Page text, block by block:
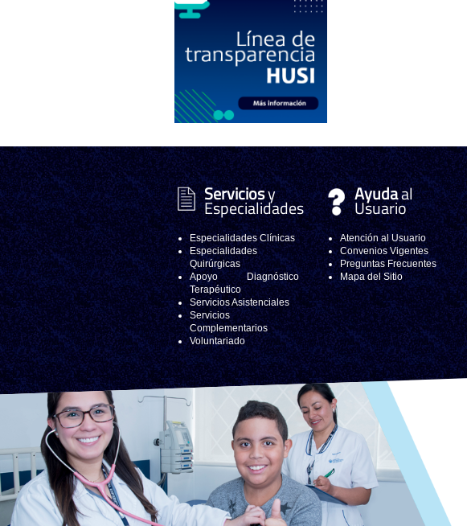
Serviciosy
Especialidades
Especialidades Clínicas
Especialidades
Quirúrgicas
Apoyo Diagnóstico
Terapéutico
Servicios Asistenciales
Servicios
Complementarios
Voluntariado
Ayudaal
Usuario
Atención al Usuario
Convenios Vigentes
Preguntas Frecuentes
Mapa del Sitio